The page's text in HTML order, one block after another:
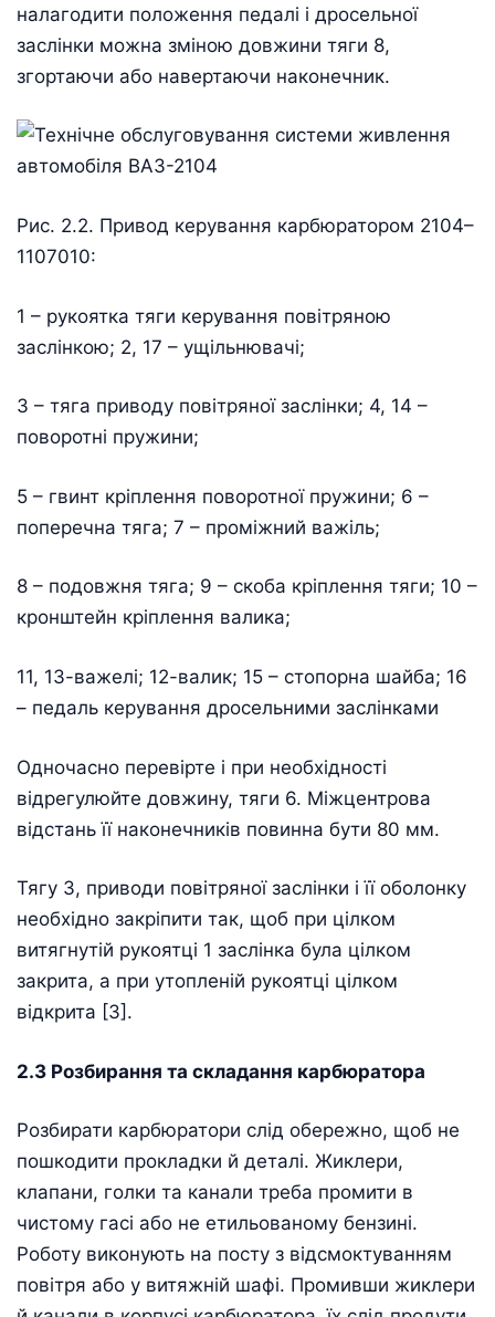
налагодити положення педалі і дросельної
заслінки можна зміною довжини тяги 8,
згортаючи або навертаючи наконечник.
Рис. 2.2. Привод керування карбюратором 2104–
1107010:
1 – рукоятка тяги керування повітряною
заслінкою; 2, 17 – ущільнювачі;
3 – тяга приводу повітряної заслінки; 4, 14 –
поворотні пружини;
5 – гвинт кріплення поворотної пружини; 6 –
поперечна тяга; 7 – проміжний важіль;
8 – подовжня тяга; 9 – скоба кріплення тяги; 10 –
кронштейн кріплення валика;
11, 13-важелі; 12-валик; 15 – стопорна шайба; 16
– педаль керування дросельними заслінками
Одночасно перевірте і при необхідності
відрегулюйте довжину, тяги 6. Міжцентрова
відстань її наконечників повинна бути 80 мм.
Тягу 3, приводи повітряної заслінки і її оболонку
необхідно закріпити так, щоб при цілком
витягнутій рукоятці 1 заслінка була цілком
закрита, а при утопленій рукоятці цілком
відкрита [3].
2.3 Розбирання та складання карбюратора
Розбирати карбюратори слід обережно, щоб не
пошкодити прокладки й деталі. Жиклери,
клапани, голки та канали треба промити в
чистому гасі або не етильованому бензині.
Роботу виконують на посту з відсмоктуванням
повітря або у витяжній шафі. Промивши жиклери